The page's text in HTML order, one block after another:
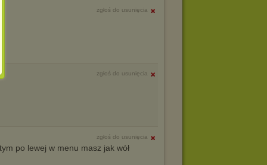
zgłoś do usunięcia
zgłoś do usunięcia
zgłoś do usunięcia
po lewej w menu masz jak wół